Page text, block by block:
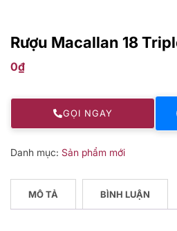
Rượu Macallan 18
0₫
GỌI NGAY
Danh mục: Sản phẩm mới
MÔ TẢ BÌNH LUẬN